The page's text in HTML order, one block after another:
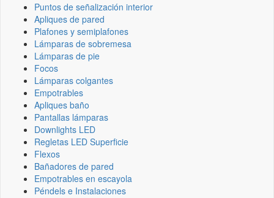
Puntos de señalización interior
Apliques de pared
Plafones y semiplafones
Lámparas de sobremesa
Lámparas de pie
Focos
Lámparas colgantes
Empotrables
Apliques baño
Pantallas lámparas
Downlights LED
Regletas LED Superficie
Flexos
Bañadores de pared
Empotrables en escayola
Péndels e Instalaciones